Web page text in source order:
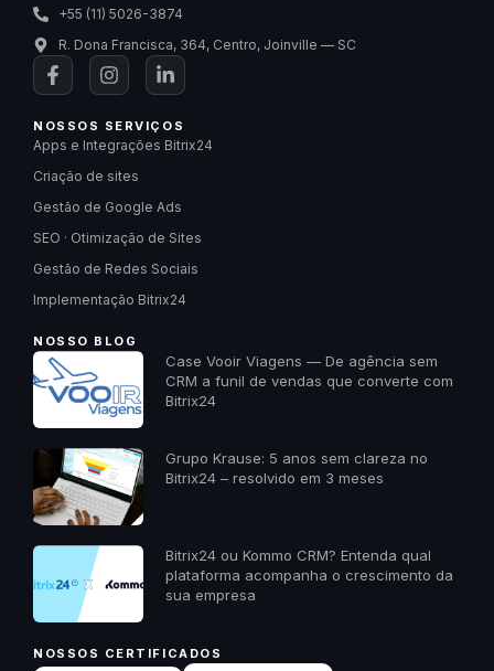
+55 (11) 5026-3874
R. Dona Francisca, 364, Centro, Joinville — SC
NOSSOS SERVIÇOS
Apps e Integrações Bitrix24
Criação de sites
Gestão de Google Ads
SEO · Otimização de Sites
Gestão de Redes Sociais
Implementação Bitrix24
NOSSO BLOG
Case Vooir Viagens — De agência sem
CRM a funil de vendas que converte com
Bitrix24
Grupo Krause: 5 anos sem clareza no
Bitrix24 – resolvido em 3 meses
Bitrix24 ou Kommo CRM? Entenda qual
plataforma acompanha o crescimento da
sua empresa
NOSSOS CERTIFICADOS